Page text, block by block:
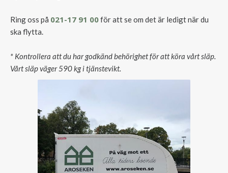
Ring oss på 021-17 91 00för att se om det är ledigt när du
ska flytta.
* Kontrollera att du har godkänd behörighet för att köra vårt släp.
Vårt släp väger 590 kg i tjänstevikt.